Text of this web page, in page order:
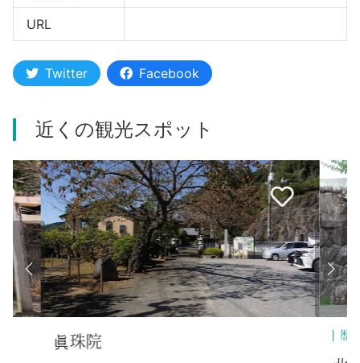
URL
Twitter Facebook
近くの観光スポット
歴史・文化 伝